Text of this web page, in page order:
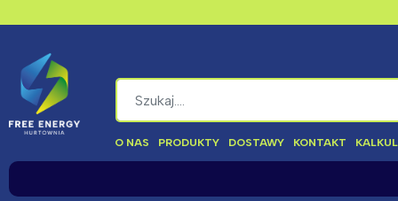
O NAS PRODUKTY DOSTAWY KONTAKT